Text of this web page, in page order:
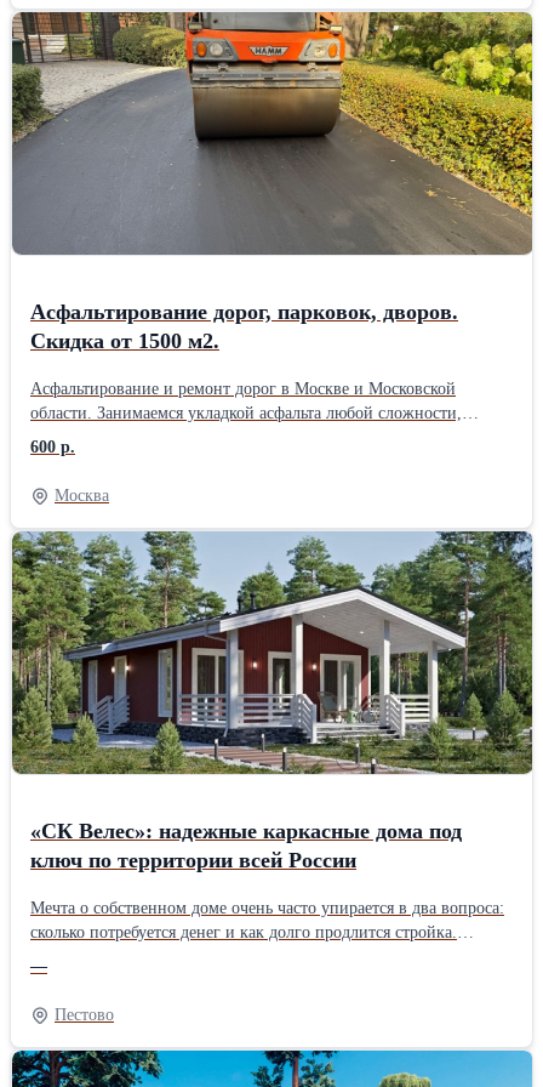
подготовку основания и благоустройство территории. Выезд
специалиста и составление сметы — бесплатно. Есть
собственный парк техники, поэтому не зависим от аренды и
можем оперативно выходить на объект. Берём заказы любого
объёма — от небольших площадок до крупных территорий. При
объёме от 1500 м2 даём скидку до 10%. Цены начинаются от 465
руб./м2. Если найдёте предложение дешевле — готовы обсудить
и предложить более выгодные условия. Работаем строго по
технологиям, соблюдаем сроки и даём гарантию на покрытие.
Позвоните или оставьте заявку на сайте — приедем, посмотрим
объект и посчитаем стоимость без обязательств.
Асфальтирование дорог, парковок, дворов.
Скидка от 1500 м2.
Асфальтирование и ремонт дорог в Москве и Московской
области. Занимаемся укладкой асфальта любой сложности,
ямочным ремонтом, строительством дорог, укладкой асфальтовой
крошки, установкой бортовых камней, тротуарной плитки и
благоустройством территорий. Работаем под ключ: от
подготовки основания до готового покрытия. Выезд специалиста
на объект бесплатно. Поможем подобрать решение под ваш
бюджет и бесплатно составим 3–5 вариантов сметы. При объёме
от 1500 м2 даём скидку до 10%. Берёмся и за небольшие заказы
— дворы, парковки, подъезды, отмостки. Используем
качественный асфальт с проверенных заводов, современную
технику и опытные бригады. Гарантируем соблюдение сроков и
технологий. Цены начинаются от 600 руб./м2. Точную стоимость
рассчитаем после осмотра объекта. Звоните или пишите —
ответим на все вопросы и приедем посмотреть ваш участок.
600 р.
Москва
«СК Велес»: надежные каркасные дома под
ключ по территории всей России
Мечта о собственном доме очень часто упирается в два вопроса:
сколько потребуется денег и как долго продлится стройка.
которое сделает мечту доступнее – банрхаусы собственного
изготовления – современные, надежные и по разумной
стоимости. Подрядчик осуществляет работу по всей России и
предлагает большой выбор проектов для дачи и постоянного
проживания, а в зависимости от бюджета доступны
—
Пестово